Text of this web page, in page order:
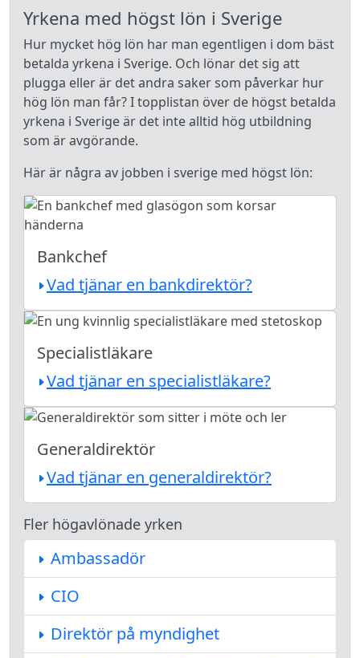
Yrkena med högst lön i Sverige
Hur mycket hög lön har man egentligen i dom bäst
betalda yrkena i Sverige. Och lönar det sig att
plugga eller är det andra saker som påverkar hur
hög lön man får? I topplistan över de högst betalda
yrkena i Sverige är det inte alltid hög utbildning
som är avgörande.
Här är några av jobben i sverige med högst lön:
Bankchef
Vad tjänar en bankdirektör?
Specialistläkare
Vad tjänar en specialistläkare?
Generaldirektör
Vad tjänar en generaldirektör?
Fler högavlönade yrken
Ambassadör
CIO
Direktör på myndighet